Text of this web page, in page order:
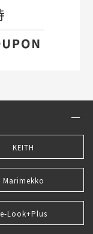
KEITH
Marimekko
e-Look+Plus